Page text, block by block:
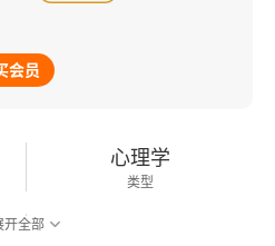
会员
心理学
类型
开全部